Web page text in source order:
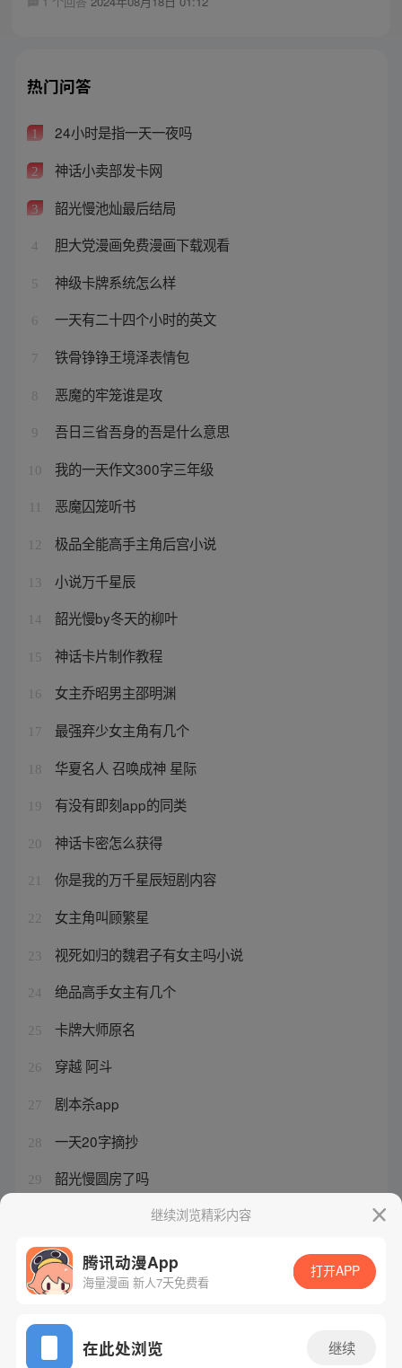
热门问答
1 24小时是指一天一夜吗
2 神话小卖部发卡网
3 韶光慢池灿最后结局
4 胆大党漫画免费漫画下载观看
5 神级卡牌系统怎么样
6 一天有二十四个小时的英文
7 铁骨铮铮王境泽表情包
8 恶魔的牢笼谁是攻
9 吾日三省吾身的吾是什么意思
10 我的一天作文300字三年级
恶魔囚笼听书
12 极品全能高手主角后宫小说
13 小说万千星辰
14 韶光慢by冬天的柳叶
15 神话卡片制作教程
16 女主乔昭男主邵明渊
17 最强弃少女主角有几个
18 华夏名人 召唤成神 星际
19 有没有即刻app的同类
20 神话卡密怎么获得
21 你是我的万千星辰短剧内容
22 女主角叫顾繁星
23 视死如归的魏君子有女主吗小说
24 绝品高手女主有几个
25 卡牌大师原名
26 穿越 阿斗
27 剧本杀app
28 一天20字摘抄
29 韶光慢圆房了吗
继续浏览精彩内容
腾讯动漫App
海量漫画 新人7天免费看
打开APP
在此处浏览 继续
网站备案/许可证号：粤B2-20090059-5